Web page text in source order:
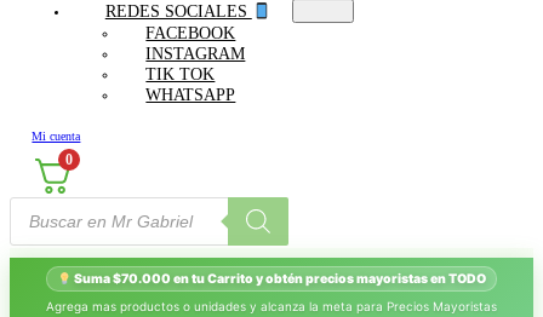
REDES SOCIALES
FACEBOOK
INSTAGRAM
TIK TOK
WHATSAPP
Mi cuenta
0
Búsqueda
productos
Suma $70.000 en tu Carrito y obtén precios mayoristas en TODO
Agrega mas productos o unidades y alcanza la meta para Precios Mayoristas